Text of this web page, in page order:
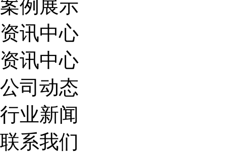
案例展示
资讯中心
资讯中心
公司动态
行业新闻
联系我们